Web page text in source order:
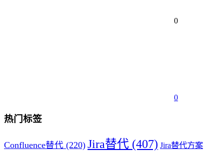
0
0
热门标签
Confluence替代 (220) Jira替代 (407) Jira替代方案